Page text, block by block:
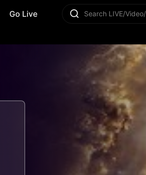
Go Live Search LIVE/